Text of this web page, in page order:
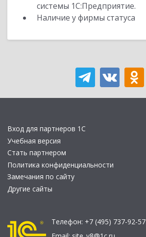
системы 1С:Предприятие.
Наличие у фирмы статуса
Вход для партнеров 1С
Учебная версия
Стать партнером
Политика конфиденциальности
Замечания по сайту
Другие сайты
Телефон: +7 (495) 737-92-57